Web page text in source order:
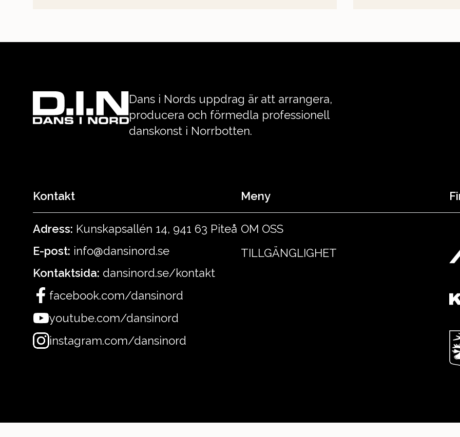
Dans i Nords uppdrag är att arrangera,
producera och förmedla professionell
danskonst i Norrbotten.
Kontakt
Adress: Kunskapsallén 14, 941 63 Piteå
E-post: info@dansinord.se
Kontaktsida: dansinord.se/kontakt
facebook.com/dansinord
youtube.com/dansinord
instagram.com/dansinord
Meny
OM OSS
TILLGÄNGLIGHET